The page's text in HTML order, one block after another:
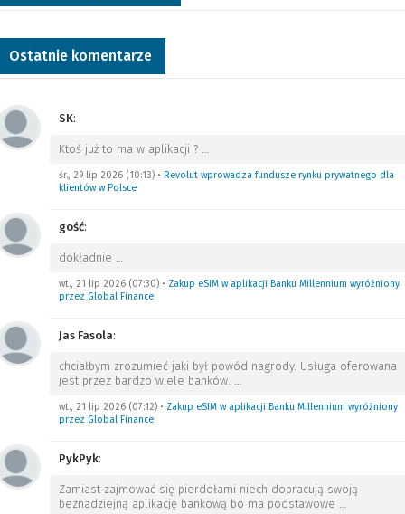
Ostatnie komentarze
SK:
Ktoś już to ma w aplikacji ? …
śr., 29 lip 2026 (10:13) • Revolut wprowadza fundusze rynku prywatnego dla
klientów w Polsce
gość:
dokładnie …
wt., 21 lip 2026 (07:30) • Zakup eSIM w aplikacji Banku Millennium wyróżniony
przez Global Finance
Jas Fasola:
chciałbym zrozumieć jaki był powód nagrody. Usługa oferowana
jest przez bardzo wiele banków. …
wt., 21 lip 2026 (07:12) • Zakup eSIM w aplikacji Banku Millennium wyróżniony
przez Global Finance
PykPyk:
Zamiast zajmować się pierdołami niech dopracują swoją
beznadziejną aplikację bankową bo ma podstawowe …